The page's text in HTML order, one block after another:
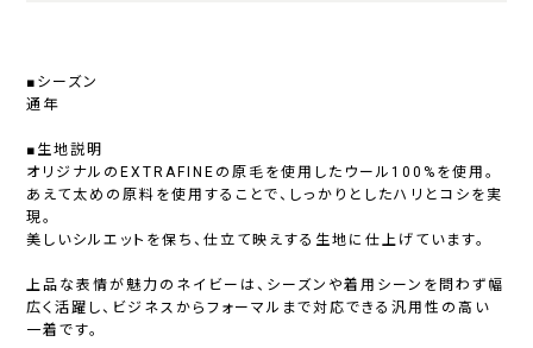
■シーズン
通年
■生地説明
オリジナルのEXTRAFINEの原毛を使用したウール100%を使用。
あえて太めの原料を使用することで、しっかりとしたハリとコシを実
現。
美しいシルエットを保ち、仕立て映えする生地に仕上げています。
上品な表情が魅力のネイビーは、シーズンや着用シーンを問わず幅
広く活躍し、ビジネスからフォーマルまで対応できる汎用性の高い
一着です。